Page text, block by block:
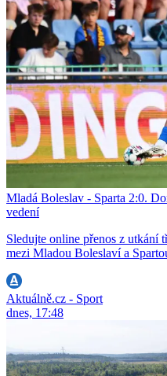
Mladá Boleslav - Sparta 2:0.
vedení
Sledujte online přenos z utkání
mezi Mladou Boleslaví a
Aktuálně.cz - Sport
dnes, 17:48